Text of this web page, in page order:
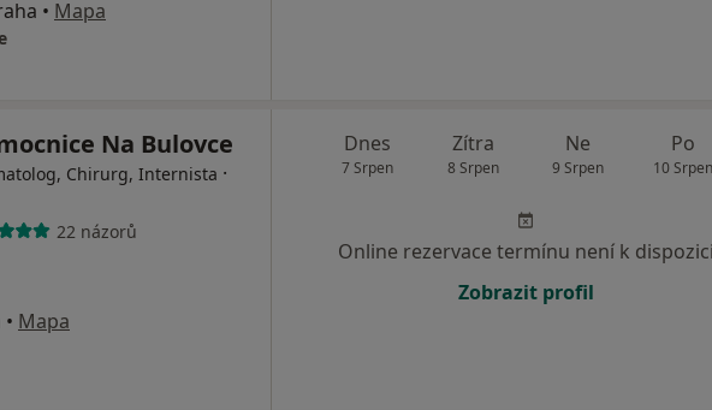
• Mapa
Na Bulovce
Chirurg, Internista ·
22 názorů
• Mapa
Dnes
7 Srpen
Zítra
8 Srpen
Ne
9 Srpen
Po
10 Srpen
Online rezervace termínu není k dispozici
Zobrazit profil